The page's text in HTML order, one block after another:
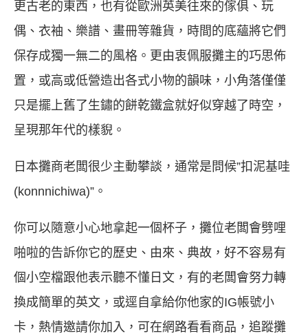
更古老的東西，也有從歐洲英美往來的傢俱、玩
偶、衣袖、樂譜、畫冊等雜貨，時間的底蘊將它們
保存成獨一無二的風格。更由衷佩服攤主的巧思佈
置，或高或低營造出各式小物的韻味，小角落僅僅
只是擺上舊了生鏽的餅乾鐵盒就好似穿越了時空，
呈現那年代的樣貎。
日本攤商老闆很少主動攀談，通常是問候”扣泥基哇
(konnnichiwa)”。
你可以隨意小心地拿起一個杯子，攤位老闆會劈哩
啪啦的告訴你它的歷史、由來、典故，好不容易有
個小空檔跟他表示聽不懂日文，有的老闆會努力轉
換成簡單的英文，或逕自拿給你他家的IG帳號小
卡，熱情邀請你加入，可在網路看看商品，追蹤攤